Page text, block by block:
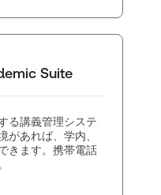
Suite
る講義管理システ
があれば、学内、
きます。携帯電話